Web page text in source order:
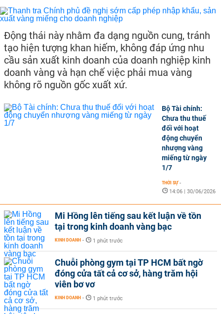
Động thái này nhằm đa dạng nguồn cung, tránh
tạo hiện tượng khan hiếm, không đáp ứng nhu
cầu sản xuất kinh doanh của doanh nghiệp kinh
doanh vàng và hạn chế việc phải mua vàng
không rõ nguồn gốc xuất xứ.
Bộ Tài chính:
Chưa thu thuế
đối với hoạt
động chuyển
nhượng vàng
miếng từ ngày
1/7
THỜI SỰ -
14:06 | 30/06/2026
Mi Hồng lên tiếng sau kết luận về tồn
tại trong kinh doanh vàng bạc
KINH DOANH - 1 phút trước
Chuỗi phòng gym tại TP HCM bất ngờ
đóng cửa tất cả cơ sở, hàng trăm hội
viên bơ vơ
KINH DOANH - 1 phút trước